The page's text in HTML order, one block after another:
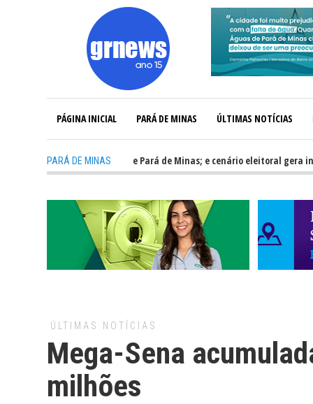
PÁGINA INICIAL PARÁ DE MINAS ÚLTIMAS NOTÍCIAS
PARÁ DE MINAS
para fortalecer Minas e Pará de Minas; e cenário eleitoral gera
ÚLTIMAS NOTÍCIAS
Mega-Sena
milhões